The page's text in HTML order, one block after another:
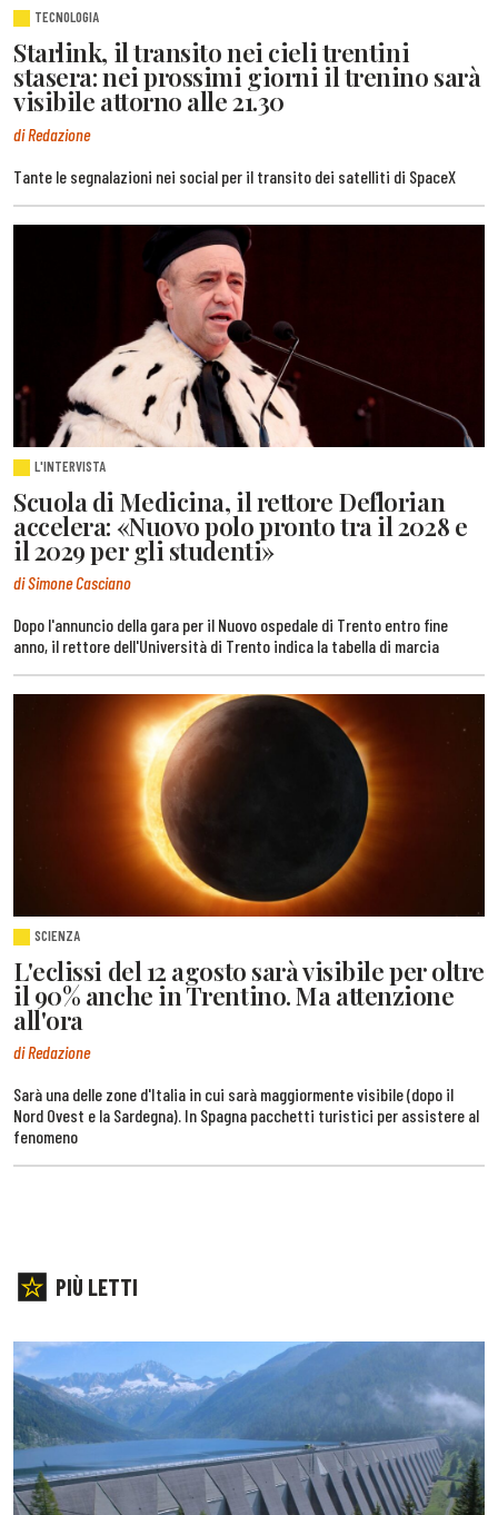
TECNOLOGIA
Starlink, il transito nei cieli trentini
stasera: nei prossimi giorni il trenino sarà
visibile attorno alle 21.30
di Redazione
Tante le segnalazioni nei social per il transito dei satelliti di SpaceX
L'INTERVISTA
Scuola di Medicina, il rettore Deflorian
accelera: «Nuovo polo pronto tra il 2028 e
il 2029 per gli studenti»
di Simone Casciano
Dopo l'annuncio della gara per il Nuovo ospedale di Trento entro fine
anno, il rettore dell'Università di Trento indica la tabella di marcia
SCIENZA
L'eclissi del 12 agosto sarà visibile per oltre
il 90% anche in Trentino. Ma attenzione
all'ora
di Redazione
Sarà una delle zone d'Italia in cui sarà maggiormente visibile (dopo il
Nord Ovest e la Sardegna). In Spagna pacchetti turistici per assistere al
fenomeno
PIÙ LETTI